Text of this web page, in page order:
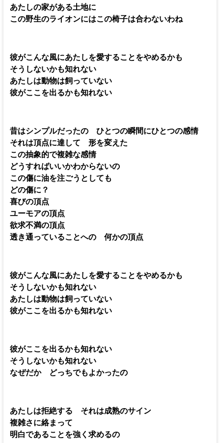
あたしの家がある土地に
この野生のライオンにはこの椅子は合わないわね
彼がこんな風にあたしを愛することをやめるかも
そうしないかも知れない
あたしは動物は飼っていない
彼がここを出るかも知れない
昔はシンプルだったの ひとつの瞬間にひとつの感情
それは頂点に達して 形を変えた
この抽象的で複雑な感情
どうすればいいかわからないの
この傷に油を注ごうとしても
どの傷に？
喜びの頂点
ユーモアの頂点
欲求不満の頂点
透き通っていることへの 何かの頂点
彼がこんな風にあたしを愛することをやめるかも
そうしないかも知れない
あたしは動物は飼っていない
彼がここを出るかも知れない
彼がここを出るかも知れない
そうしないかも知れない
なぜだか どっちでもよかったの
あたしは拒絶する それは成熟のサイン
複雑さに絡まって
明白であることを強く求めるの